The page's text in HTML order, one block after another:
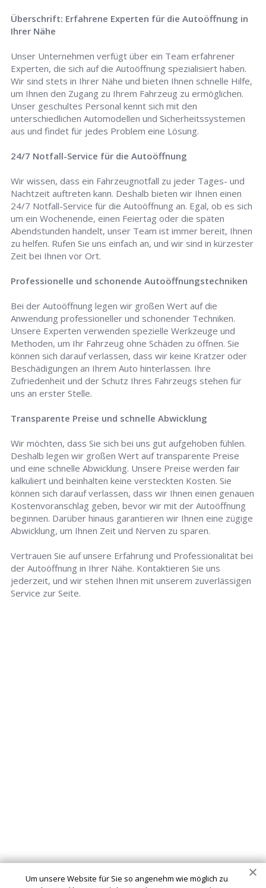
Überschrift: Erfahrene Experten für die Autoöffnung in
Ihrer Nähe
Unser Unternehmen verfügt über ein Team erfahrener
Experten, die sich auf die Autoöffnung spezialisiert haben.
Wir sind stets in Ihrer Nähe und bieten Ihnen schnelle Hilfe,
um Ihnen den Zugang zu Ihrem Fahrzeug zu ermöglichen.
Unser geschultes Personal kennt sich mit den
unterschiedlichen Automodellen und Sicherheitssystemen
aus und findet für jedes Problem eine Lösung.
24/7 Notfall-Service für die Autoöffnung
Wir wissen, dass ein Fahrzeugnotfall zu jeder Tages- und
Nachtzeit auftreten kann. Deshalb bieten wir Ihnen einen
24/7 Notfall-Service für die Autoöffnung an. Egal, ob es sich
um ein Wochenende, einen Feiertag oder die späten
Abendstunden handelt, unser Team ist immer bereit, Ihnen
zu helfen. Rufen Sie uns einfach an, und wir sind in kürzester
Zeit bei Ihnen vor Ort.
Professionelle und schonende Autoöffnungstechniken
Bei der Autoöffnung legen wir großen Wert auf die
Anwendung professioneller und schonender Techniken.
Unsere Experten verwenden spezielle Werkzeuge und
Methoden, um Ihr Fahrzeug ohne Schäden zu öffnen. Sie
können sich darauf verlassen, dass wir keine Kratzer oder
Beschädigungen an Ihrem Auto hinterlassen. Ihre
Zufriedenheit und der Schutz Ihres Fahrzeugs stehen für
uns an erster Stelle.
Transparente Preise und schnelle Abwicklung
Wir möchten, dass Sie sich bei uns gut aufgehoben fühlen.
Deshalb legen wir großen Wert auf transparente Preise
und eine schnelle Abwicklung. Unsere Preise werden fair
kalkuliert und beinhalten keine versteckten Kosten. Sie
können sich darauf verlassen, dass wir Ihnen einen genauen
Kostenvoranschlag geben, bevor wir mit der Autoöffnung
beginnen. Darüber hinaus garantieren wir Ihnen eine zügige
Abwicklung, um Ihnen Zeit und Nerven zu sparen.
Vertrauen Sie auf unsere Erfahrung und Professionalität bei
der Autoöffnung in Ihrer Nähe. Kontaktieren Sie uns
jederzeit, und wir stehen Ihnen mit unserem zuverlässigen
Service zur Seite.
Um unsere Website für Sie so angenehm wie möglich zu
Schlüsseldienstleistungen in Bottrop. Ob Sie sich
ausgesperrt haben, ein defektes Schloss haben oder Ihre